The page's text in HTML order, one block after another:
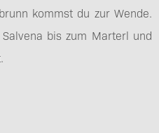
kommst du zur Wende.
bis zum Marterl und